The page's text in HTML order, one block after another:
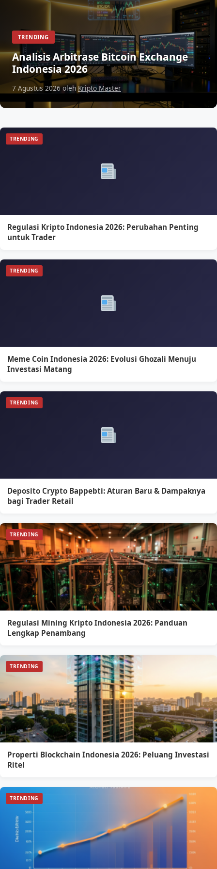
TRENDING
Analisis Arbitrase Bitcoin Exchange
Indonesia 2026
7 Agustus 2026 olehKripto Master
TRENDING
Regulasi Kripto Indonesia 2026: Perubahan Penting
untuk Trader
TRENDING
Meme Coin Indonesia 2026: Evolusi Ghozali Menuju
Investasi Matang
TRENDING
Deposito Crypto Bappebti: Aturan Baru & Dampaknya
bagi Trader Retail
TRENDING
Regulasi Mining Kripto Indonesia 2026: Panduan
Lengkap Penambang
TRENDING
Properti Blockchain Indonesia 2026: Peluang Investasi
Ritel
TRENDING